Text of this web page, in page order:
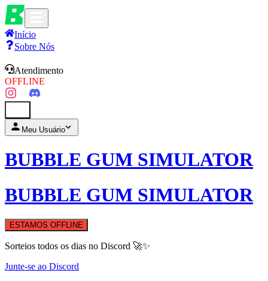
Início
Sobre Nós
Atendimento
OFFLINE
Meu Usuário
BUBBLE GUM SIMULATOR
BUBBLE GUM SIMULATOR
ESTAMOS OFFLINE
Sorteios todos os dias no Discord 🚀✨
Junte-se ao Discord